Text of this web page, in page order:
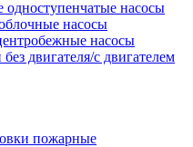
одноступенчатые насосы
насосы
насосы
двигателя/с двигателем
пожарные